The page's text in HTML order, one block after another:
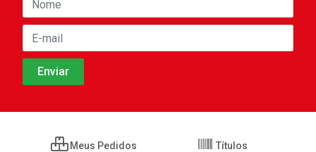
Meus Pedidos Títulos